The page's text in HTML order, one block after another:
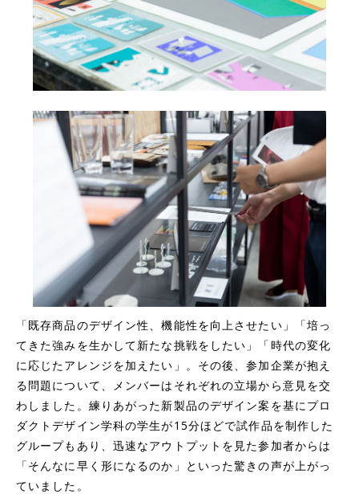
「既存商品のデザイン性、機能性を向上させたい」「培っ
てきた強みを生かして新たな挑戦をしたい」「時代の変化
に応じたアレンジを加えたい」。その後、参加企業が抱え
る問題について、メンバーはそれぞれの立場から意見を交
わしました。練りあがった新製品のデザイン案を基にプロ
ダクトデザイン学科の学生が15分ほどで試作品を制作した
グループもあり、迅速なアウトプットを見た参加者からは
「そんなに早く形になるのか」といった驚きの声が上がっ
ていました。